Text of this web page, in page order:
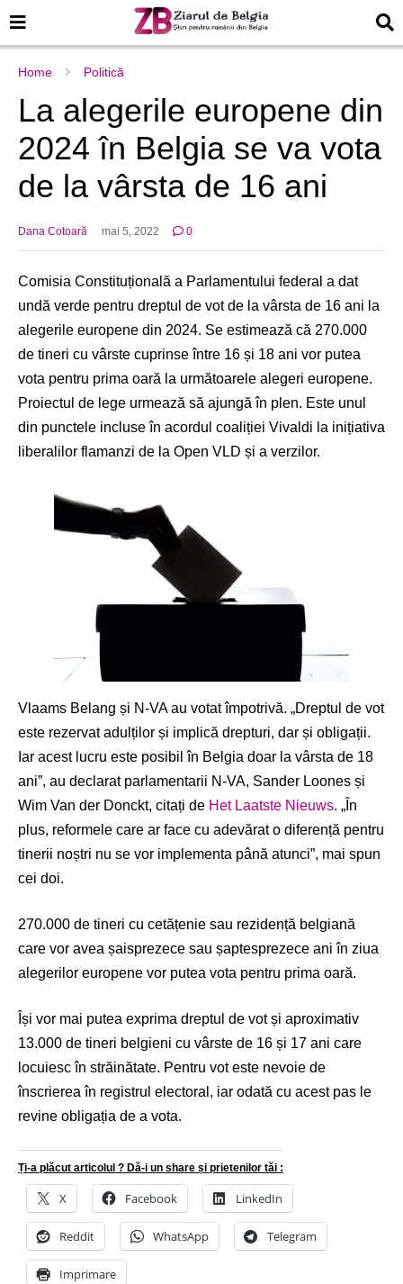
Home Politică
La alegerile europene din
2024 în Belgia se va vota
de la vârsta de 16 ani
Dana Cotoară mai 5, 2022 0
Comisia Constituțională a Parlamentului federal a dat
undă verde pentru dreptul de vot de la vârsta de 16 ani la
alegerile europene din 2024. Se estimează că 270.000
de tineri cu vârste cuprinse între 16 și 18 ani vor putea
vota pentru prima oară la următoarele alegeri europene.
Proiectul de lege urmează să ajungă în plen. Este unul
din punctele incluse în acordul coaliției Vivaldi la inițiativa
liberalilor flamanzi de la Open VLD și a verzilor.
Vlaams Belang și N-VA au votat împotrivă. „Dreptul de vot
este rezervat adulților și implică drepturi, dar și obligații.
Iar acest lucru este posibil în Belgia doar la vârsta de 18
ani”, au declarat parlamentarii N-VA, Sander Loones și
Wim Van der Donckt, citați de Het Laatste Nieuws. „În
plus, reformele care ar face cu adevărat o diferență pentru
tinerii noștri nu se vor implementa până atunci”, mai spun
cei doi.
270.000 de tineri cu cetățenie sau rezidență belgiană
care vor avea șaisprezece sau șaptesprezece ani în ziua
alegerilor europene vor putea vota pentru prima oară.
Își vor mai putea exprima dreptul de vot și aproximativ
13.000 de tineri belgieni cu vârste de 16 și 17 ani care
locuiesc în străinătate. Pentru vot este nevoie de
înscrierea în registrul electoral, iar odată cu acest pas le
revine obligația de a vota.
Ți-a plăcut articolul ? Dă-i un share și prietenilor tăi :
X Facebook LinkedIn
Reddit WhatsApp Telegram
Imprimare